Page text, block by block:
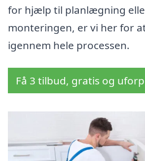
for hjælp til planlægning
monteringen, er vi her for
igennem hele processen.
Få 3 tilbud, gratis og